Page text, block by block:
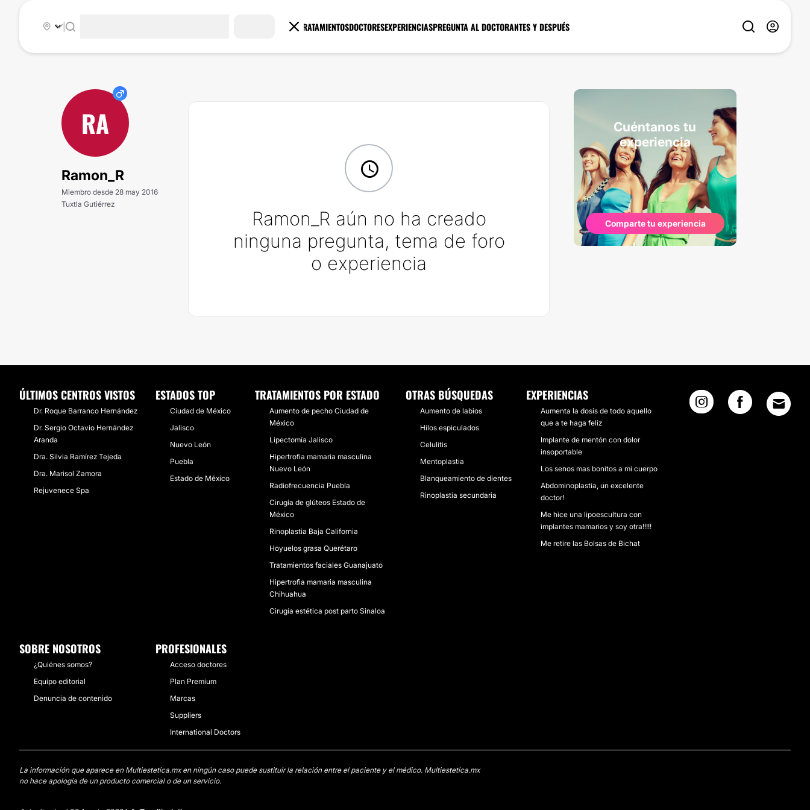
TRATAMIENTOSDOCTORESEXPERIENCIASPREGUNTA AL DOCTORANTES Y DESPUÉS
|
RA
Ramon_R
Miembro desde 28 may 2016
Tuxtla Gutiérrez
Ramon_R aún no ha creado
ninguna pregunta, tema de foro
o experiencia
Cuéntanos tu
experiencia
Comparte tu experiencia
ÚLTIMOS CENTROS VISTOS
Dr. Roque Barranco Hernández
Dr. Sergio Octavio Hernández
Aranda
Dra. Silvia Ramírez Tejeda
Dra. Marisol Zamora
Rejuvenece Spa
ESTADOS TOP
Ciudad de México
Jalisco
Nuevo León
Puebla
Estado de México
TRATAMIENTOS POR ESTADO
Aumento de pecho Ciudad de
México
Lipectomía Jalisco
Hipertrofia mamaria masculina
Nuevo León
Radiofrecuencia Puebla
Cirugía de glúteos Estado de
México
Rinoplastia Baja California
Hoyuelos grasa Querétaro
Tratamientos faciales Guanajuato
Hipertrofia mamaria masculina
Chihuahua
Cirugía estética post parto Sinaloa
OTRAS BÚSQUEDAS
Aumento de labios
Hilos espiculados
Celulitis
Mentoplastia
Blanqueamiento de dientes
Rinoplastia secundaria
EXPERIENCIAS
Aumenta la dosis de todo aquello
que a te haga feliz
Implante de mentón con dolor
insoportable
Los senos mas bonitos a mi cuerpo
Abdominoplastia, un excelente
doctor!
Me hice una lipoescultura con
implantes mamarios y soy otra!!!!!
Me retire las Bolsas de Bichat
SOBRE NOSOTROS
¿Quiénes somos?
Equipo editorial
Denuncia de contenido
PROFESIONALES
Acceso doctores
Plan Premium
Marcas
Suppliers
International Doctors
La información que aparece en Multiestetica.mx en ningún caso puede sustituir la relación entre el paciente y el médico. Multiestetica.mx
no hace apología de un producto comercial o de un servicio.